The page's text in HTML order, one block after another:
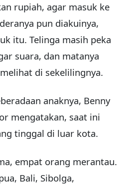
rupiah, agar masuk ke
pun diakuinya,
itu. Telinga masih peka
suara, dan matanya
di sekelilingnya.
anaknya, Benny
mengatakan, saat ini
tinggal di luar kota.
empat orang merantau.
Bali, Sibolga,